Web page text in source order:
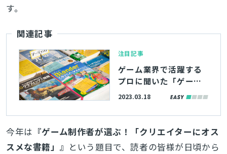
す。
関連記事
注目記事
ゲーム業界で活躍する
プロに聞いた「ゲーム
開発現場で読まれてい
籍を厳選して紹介！
【ゲームメーカーズ ス
クランブル】
2023.03.18
今年は 『ゲーム制作者が選ぶ！「クリエイターにオス
スメな書籍」』 という題目で、読者の皆様が日頃から